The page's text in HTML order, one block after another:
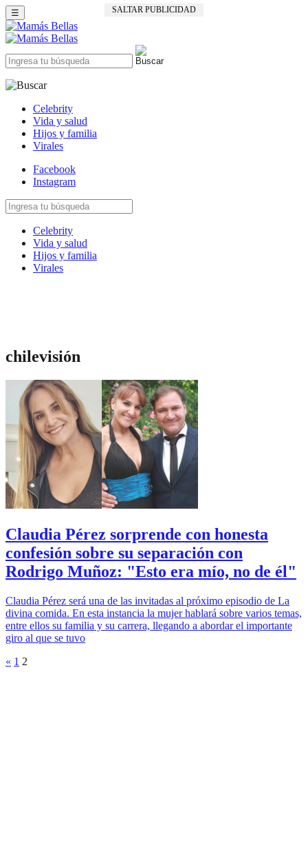
SALTAR PUBLICIDAD
☰
Celebrity
Vida y salud
Hijos y familia
Virales
Facebook
Instagram
Celebrity
Vida y salud
Hijos y familia
Virales
chilevisión
Claudia Pérez sorprende con honesta
confesión sobre su separación con
Rodrigo Muñoz: "Esto era mío, no de él"
Claudia Pérez será una de las invitadas al próximo episodio de La
divina comida. En esta instancia la mujer hablará sobre varios temas,
entre ellos su familia y su carrera, llegando a abordar el importante
giro al que se tuvo
« 1 2